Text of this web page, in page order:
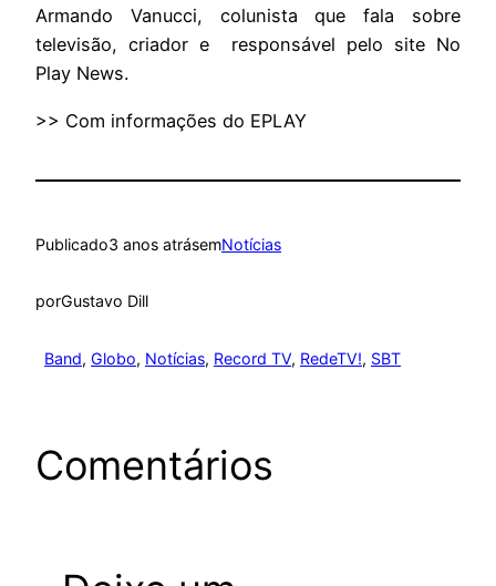
Armando Vanucci, colunista que fala sobre
televisão, criador e responsável pelo site No
Play News.
>> Com informações do EPLAY
Publicado3 anos atrásemNotícias
porGustavo Dill
Band, Globo, Notícias, Record TV, RedeTV!, SBT
Comentários